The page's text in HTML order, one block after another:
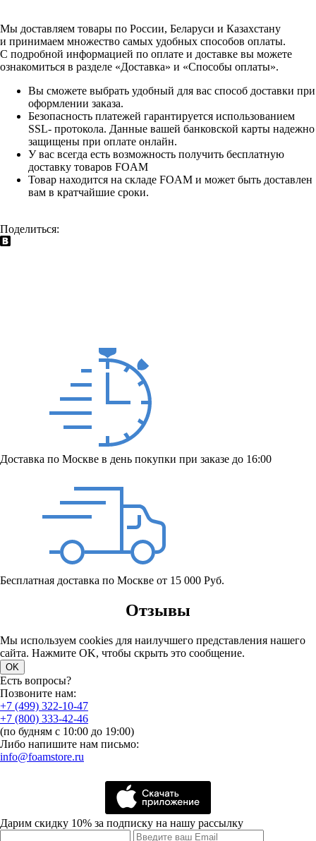
Мы доставляем товары по России, Беларуси и Казахстану
и принимаем множество самых удобных способов оплаты.
С подробной информацией по оплате и доставке вы можете
ознакомиться в разделе «Доставка» и «Способы оплаты».
Вы сможете выбрать удобный для вас способ доставки при
оформлении заказа.
Безопасность платежей гарантируется использованием
SSL- протокола. Данные вашей банковской карты надежно
защищены при оплате онлайн.
У вас всегда есть возможность получить бесплатную
доставку товаров FOAM
Товар находится на складе FOAM и может быть доставлен
вам в кратчайшие сроки.
Поделиться:
Доставка по Москве в день покупки при заказе до 16:00
Бесплатная доставка по Москве от 15 000 Руб.
Отзывы
Мы используем cookies для наилучшего представления нашего
сайта. Нажмите OK, чтобы скрыть это сообщение.
OK
Есть вопросы?
Позвоните нам:
+7 (499) 322-10-47
+7 (800) 333-42-46
(по будням с 10:00 до 19:00)
Либо напишите нам письмо:
info@foamstore.ru
Дарим скидку 10% за подписку на нашу рассылку